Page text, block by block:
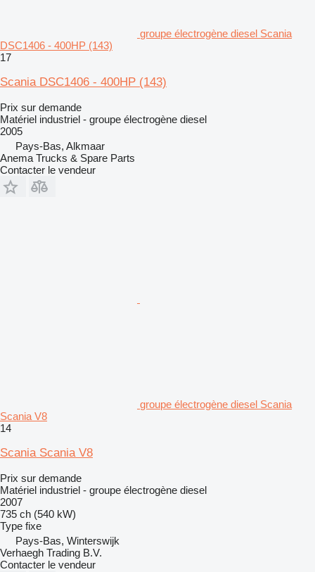
groupe électrogène diesel Scania
DSC1406 - 400HP (143)
17
Scania DSC1406 - 400HP (143)
Prix sur demande
Matériel industriel - groupe électrogène diesel
2005
Pays-Bas, Alkmaar
Anema Trucks & Spare Parts
Contacter le vendeur
groupe électrogène diesel Scania
Scania V8
14
Scania Scania V8
Prix sur demande
Matériel industriel - groupe électrogène diesel
2007
735 ch (540 kW)
Type fixe
Pays-Bas, Winterswijk
Verhaegh Trading B.V.
Contacter le vendeur